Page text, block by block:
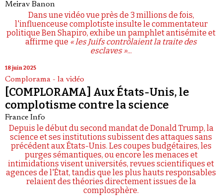
Meirav Banon
Dans une vidéo vue près de 3 millions de fois,
l'influenceuse complotiste insulte le commentateur
politique Ben Shapiro, exhibe un pamphlet antisémite et
affirme que « les Juifs contrôlaient la traite des
esclaves »...
18 juin 2025
Complorama - la vidéo
[COMPLORAMA] Aux États-Unis, le
complotisme contre la science
France Info
Depuis le début du second mandat de Donald Trump, la
science et ses institutions subissent des attaques sans
précédent aux États-Unis. Les coupes budgétaires, les
purges sémantiques, ou encore les menaces et
intimidations visent universités, revues scientifiques et
agences de l'État, tandis que les plus hauts responsables
relaient des théories directement issues de la
complosphère.